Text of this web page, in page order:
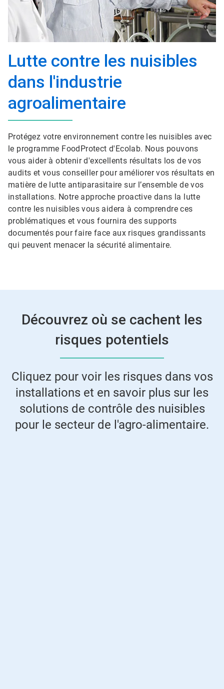
Lutte contre les nuisibles
dans l'industrie
agroalimentaire
Protégez votre environnement contre les nuisibles avec
le programme FoodProtect d'Ecolab. Nous pouvons
vous aider à obtenir d'excellents résultats los de vos
audits et vous conseiller pour améliorer vos résultats en
matière de lutte antiparasitaire sur l’ensemble de vos
installations. Notre approche proactive dans la lutte
contre les nuisibles vous aidera à comprendre ces
problématiques et vous fournira des supports
documentés pour faire face aux risques grandissants
qui peuvent menacer la sécurité alimentaire.
Découvrez où se cachent les
risques potentiels
Cliquez pour voir les risques dans vos
installations et en savoir plus sur les
solutions de contrôle des nuisibles
pour le secteur de l'agro-alimentaire.